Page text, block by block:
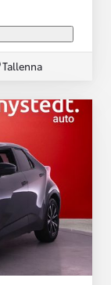
Tallenna